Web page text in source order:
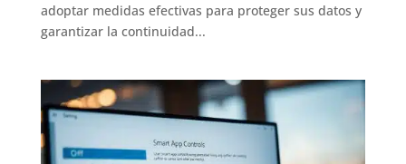
adoptar medidas efectivas para proteger sus datos y
garantizar la continuidad...